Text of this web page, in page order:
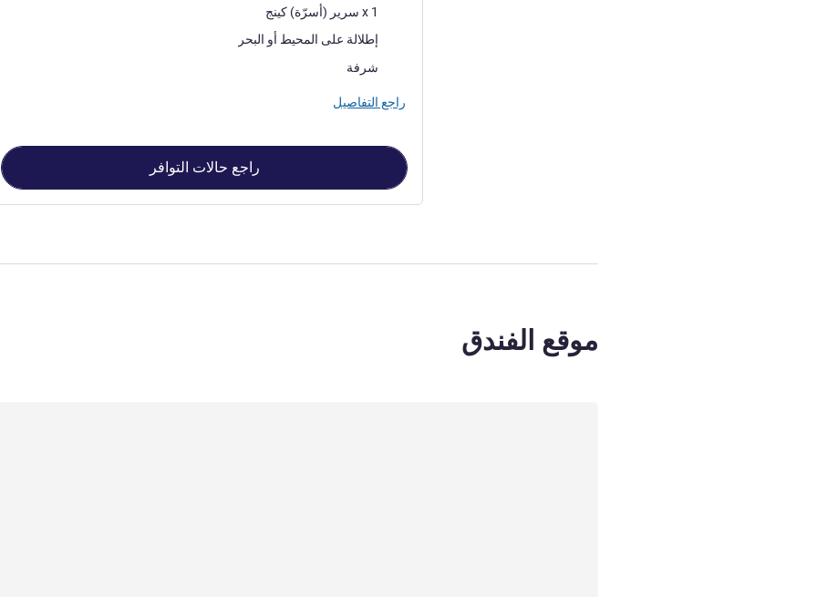
فرش السرير
1 x سرير (أسرّة) كينج
المناظر:إطلالة على المحيط أو البحر
أكثر أماكن الإقامة:
شرفة
راجع التفاصيل
راجع حالات التوافر
موقع الفندق